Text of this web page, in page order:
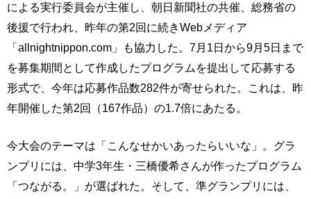
による実行委員会が主催し、朝日新聞社の共催、総務省の
後援で行われ、昨年の第2回に続きWebメディア
「allnightnippon.com」も協力した。7月1日から9月5日まで
を募集期間として作成したプログラムを提出して応募する
形式で、今年は応募作品数282件が寄せられた。これは、昨
年開催した第2回（167作品）の1.7倍にあたる。
今大会のテーマは「こんなせかいあったらいいな」。グラ
ンプリには、中学3年生・三橋優希さんが作ったプログラム
「つながる。」が選ばれた。そして、準グランプリには、